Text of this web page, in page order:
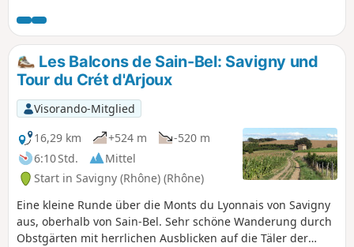
bénéficierez, notamment, d'une vue panoramique sur le
Château de Montbloy et la Villa Mangini. Attendez-vous à
un mélange de sentiers, de chemins en terre, et de
passages longeant les vignes et la campagne locale.
Les Balcons de Sain-Bel: Savigny und
Tour du Crét d'Arjoux
Visorando-Mitglied
16,29 km
+524 m
-520 m
6:10 Std.
Mittel
Start in Savigny (Rhône) (Rhône)
Eine kleine Runde über die Monts du Lyonnais von Savigny
aus, oberhalb von Sain-Bel. Sehr schöne Wanderung durch
Obstgärten mit herrlichen Ausblicken auf die Täler der